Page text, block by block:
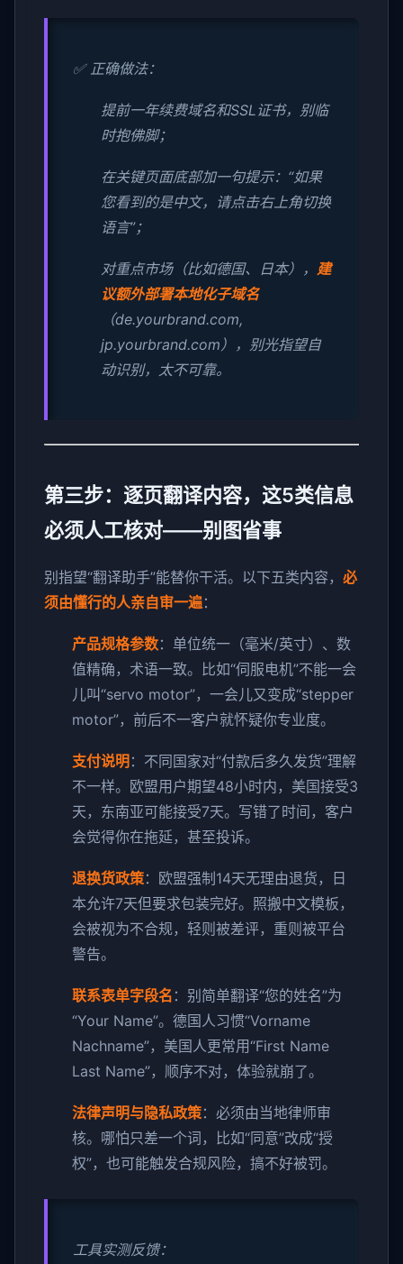
✅ 正确做法：
提前一年续费域名和SSL证书，别临
时抱佛脚；
在关键页面底部加一句提示：“如果
您看到的是中文，请点击右上角切换
语言”；
对重点市场（比如德国、日本）， 建
议额外部署本地化子域名
（de.yourbrand.com,
jp.yourbrand.com），别光指望自
动识别，太不可靠。
第三步：逐页翻译内容，这5类信息
必须人工核对——别图省事
别指望“翻译助手”能替你干活。以下五类内容， 必
须由懂行的人亲自审一遍：
产品规格参数：单位统一（毫米/英寸）、数
值精确，术语一致。比如“伺服电机”不能一会
儿叫“servo motor”，一会儿又变成“stepper
motor”，前后不一客户就怀疑你专业度。
支付说明 ：不同国家对“付款后多久发货”理解
不一样。欧盟用户期望48小时内，美国接受3
天，东南亚可能接受7天。写错了时间，客户
会觉得你在拖延，甚至投诉。
退换货政策：欧盟强制14天无理由退货，日
本允许7天但要求包装完好。照搬中文模板，
会被视为不合规，轻则被差评，重则被平台
警告。
联系表单字段名 ：别简单翻译“您的姓名”为
“Your Name”。德国人习惯“Vorname
Nachname”，美国人更常用“First Name
Last Name”，顺序不对，体验就崩了。
法律声明与隐私政策：必须由当地律师审
核。哪怕只差一个词，比如“同意”改成“授
权”，也可能触发合规风险，搞不好被罚。
工具实测反馈：